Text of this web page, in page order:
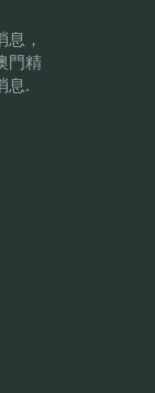
，
門精
息.